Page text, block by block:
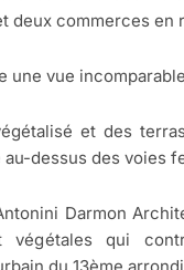
deux commerces en
une vue
et des
dessus des voies
Darmon
qui